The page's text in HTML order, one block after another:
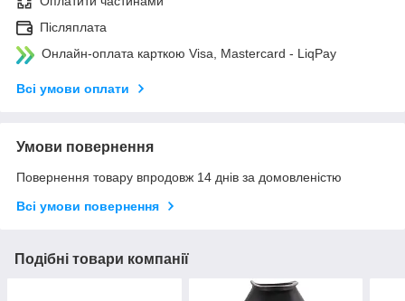
Післяплата
Онлайн-оплата карткою Visa, Mastercard - LiqPay
Всі умови оплати
Умови повернення
Повернення товару впродовж 14 днів за домовленістю
Всі умови повернення
Подібні товари компанії